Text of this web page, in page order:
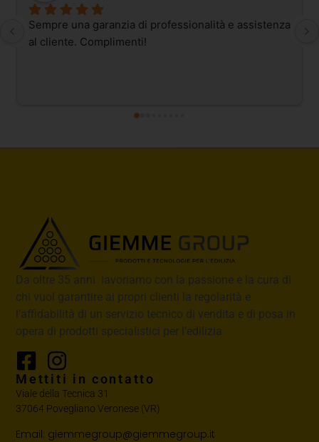
Sempre una garanzia di professionalità e assistenza
al cliente. Complimenti!
Da oltre 35 anni lavoriamo con la passione e la cura di
chi vuol garantire ai propri clienti la regolarità e
l’affidabilità di un servizio tecnico di vendita e di posa in
opera di prodotti specialistici per l’edilizia
Mettiti in contatto
Viale della Tecnica 31
37064 Povegliano Veronese (VR)
Email: giemmegroup@giemmegroup.it